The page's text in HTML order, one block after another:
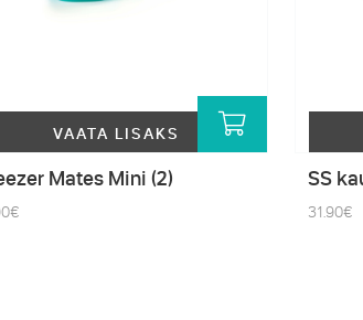
VAATA LISAKS
Mates Mini (2)
€
SS
31.90€